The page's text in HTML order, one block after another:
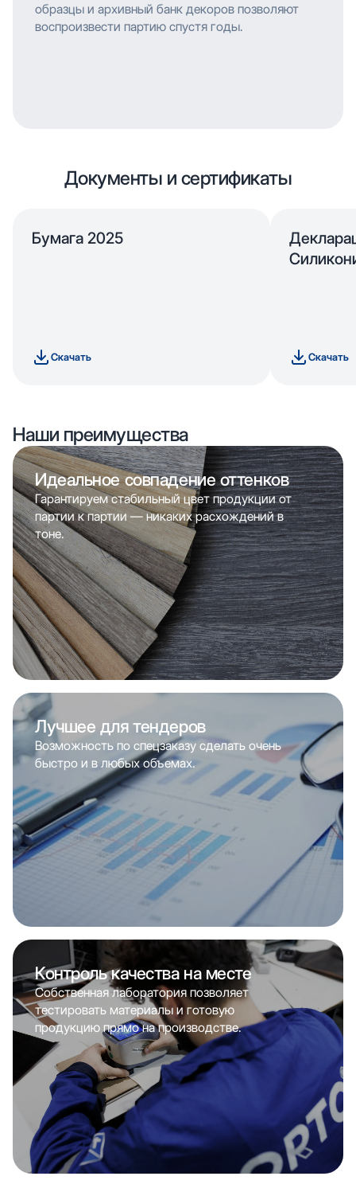
образцы и архивный банк декоров позволяют
воспроизвести партию спустя годы.
Документы и сертификаты
Бумага 2025
Скачать Скачать
Наши преимущества
Идеальное совпадение оттенков
Гарантируем стабильный цвет продукции от
партии к партии — никаких расхождений в
тоне.
Лучшее для тендеров
Возможность по спецзаказу сделать очень
быстро и в любых объемах.
Контроль качества на месте
Собственная лаборатория позволяет
тестировать материалы и готовую
продукцию прямо на производстве.